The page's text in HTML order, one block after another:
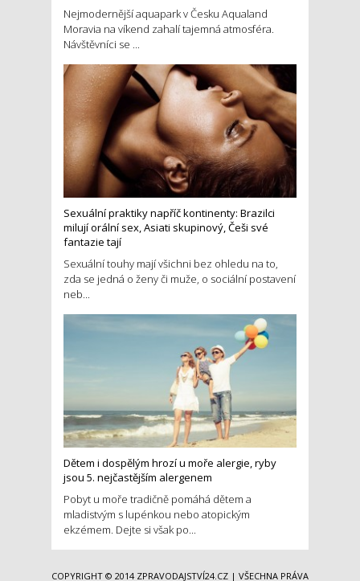
Nejmodernější aquapark v Česku Aqualand
Moravia na víkend zahalí tajemná atmosféra.
Návštěvníci se ...
Sexuální praktiky napříč kontinenty: Brazilci
milují orální sex, Asiati skupinový, Češi své
fantazie tají
Sexuální touhy mají všichni bez ohledu na to,
zda se jedná o ženy či muže, o sociální postavení
neb...
Dětem i dospělým hrozí u moře alergie, ryby
jsou 5. nejčastějším alergenem
Pobyt u moře tradičně pomáhá dětem a
mladistvým s lupénkou nebo atopickým
ekzémem. Dejte si však po...
COPYRIGHT © 2014 ZPRAVODAJSTVÍ24.CZ | VŠECHNA PRÁVA